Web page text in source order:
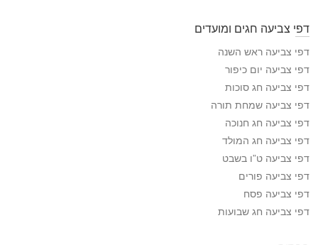
דפי צביעה חגים ומועדים
דפי צביעה ראש השנה
דפי צביעה יום כיפור
דפי צביעה חג סוכות
דפי צביעה שמחת תורה
דפי צביעה חג חנוכה
דפי צביעה חג המולד
דפי צביעה ט”ו בשבט
דפי צביעה פורים
דפי צביעה פסח
דפי צביעה חג שבועות